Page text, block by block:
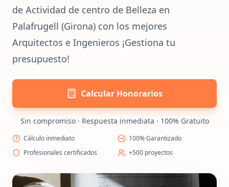
de Actividad de centro de Belleza en
Palafrugell (Girona) con los mejores
Arquitectos e Ingenieros ¡Gestiona tu
presupuesto!
Calcular Honorarios
Sin compromiso · Respuesta inmediata · 100% Gratuito
Cálculo inmediato
100% Garantizado
Profesionales certificados
+500 proyectos